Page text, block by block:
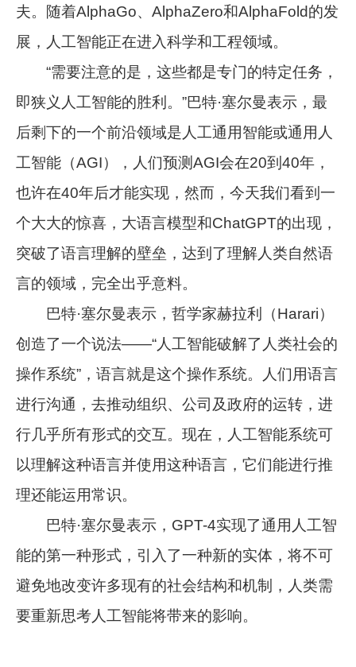
夫。随着AlphaGo、AlphaZero和AlphaFold的发
展，人工智能正在进入科学和工程领域。
“需要注意的是，这些都是专门的特定任务，
即狭义人工智能的胜利。”巴特·塞尔曼表示，最
后剩下的一个前沿领域是人工通用智能或通用人
工智能（AGI），人们预测AGI会在20到40年，
也许在40年后才能实现，然而，今天我们看到一
个大大的惊喜，大语言模型和ChatGPT的出现，
突破了语言理解的壁垒，达到了理解人类自然语
言的领域，完全出乎意料。
巴特·塞尔曼表示，哲学家赫拉利（Harari）
创造了一个说法——“人工智能破解了人类社会的
操作系统”，语言就是这个操作系统。人们用语言
进行沟通，去推动组织、公司及政府的运转，进
行几乎所有形式的交互。现在，人工智能系统可
以理解这种语言并使用这种语言，它们能进行推
理还能运用常识。
巴特·塞尔曼表示，GPT-4实现了通用人工智
能的第一种形式，引入了一种新的实体，将不可
避免地改变许多现有的社会结构和机制，人类需
要重新思考人工智能将带来的影响。